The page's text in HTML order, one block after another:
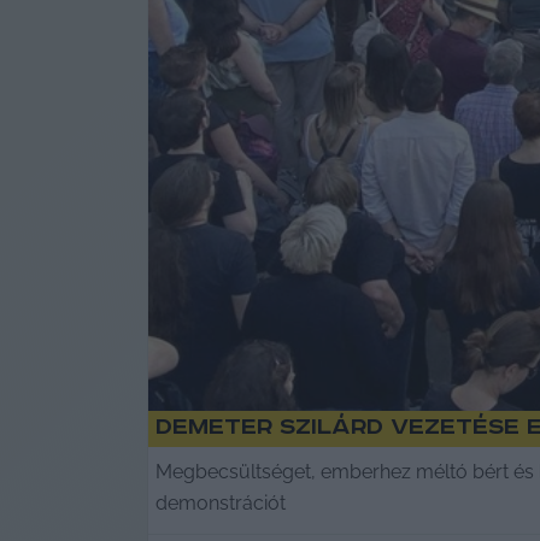
Demeter Szilárd vezetése
Megbecsültséget, emberhez méltó bért
demonstrációt